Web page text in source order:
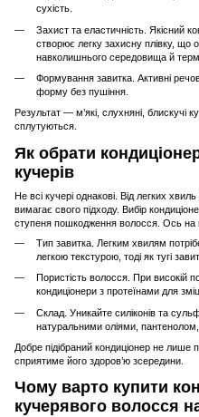
сухість.
Захист та еластичність. Якісний
створює легку захисну плівку, що
навколишнього середовища й
Формування завитка. Активні
форму без пушіння.
Результат — м’які, слухняні, блискучі
сплутуються.
Як обрати
кучерів
Не всі кучері однакові. Від легких
вимагає свого підходу. Вибір
ступеня пошкодження волосся. Ось на
Тип завитка. Легким хвилям
легкою текстурою, тоді як тугі
Пористість волосся. При високій
кондиціонери з протеїнами для
Склад. Уникайте силіконів та
натуральними оліями, пантенолом,
Добре підібраний кондиціонер не лише
сприятиме його здоров’ю зсередини.
Чому варто купити
кучерявого волосся